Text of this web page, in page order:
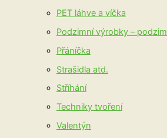
PET láhve a víčka
Podzimní výrobky – podzim
Přáníčka
Strašidla atd.
Stříhání
Techniky tvoření
Valentýn